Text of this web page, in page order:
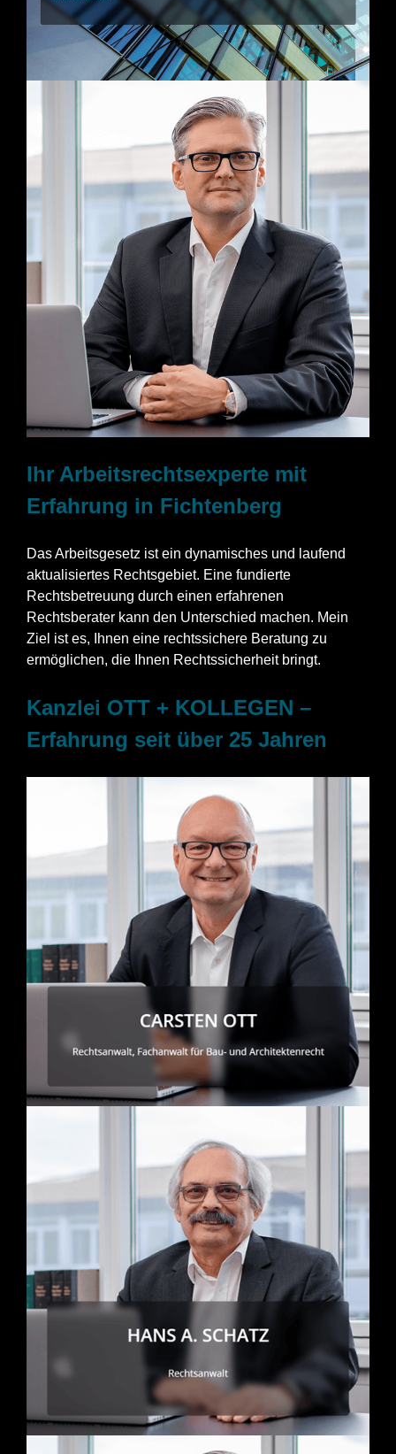
Ihr Arbeitsrechtsexperte mit
Erfahrung in Fichtenberg
Das Arbeitsgesetz ist ein dynamisches und laufend
aktualisiertes Rechtsgebiet. Eine fundierte
Rechtsbetreuung durch einen erfahrenen
Rechtsberater kann den Unterschied machen. Mein
Ziel ist es, Ihnen eine rechtssichere Beratung zu
ermöglichen, die Ihnen Rechtssicherheit bringt.
Kanzlei OTT + KOLLEGEN –
Erfahrung seit über 25 Jahren